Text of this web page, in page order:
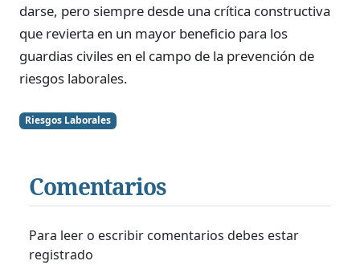
darse, pero siempre desde una crítica constructiva
que revierta en un mayor beneficio para los
guardias civiles en el campo de la prevención de
riesgos laborales.
Riesgos Laborales
Comentarios
Para leer o escribir comentarios debes estar
registrado